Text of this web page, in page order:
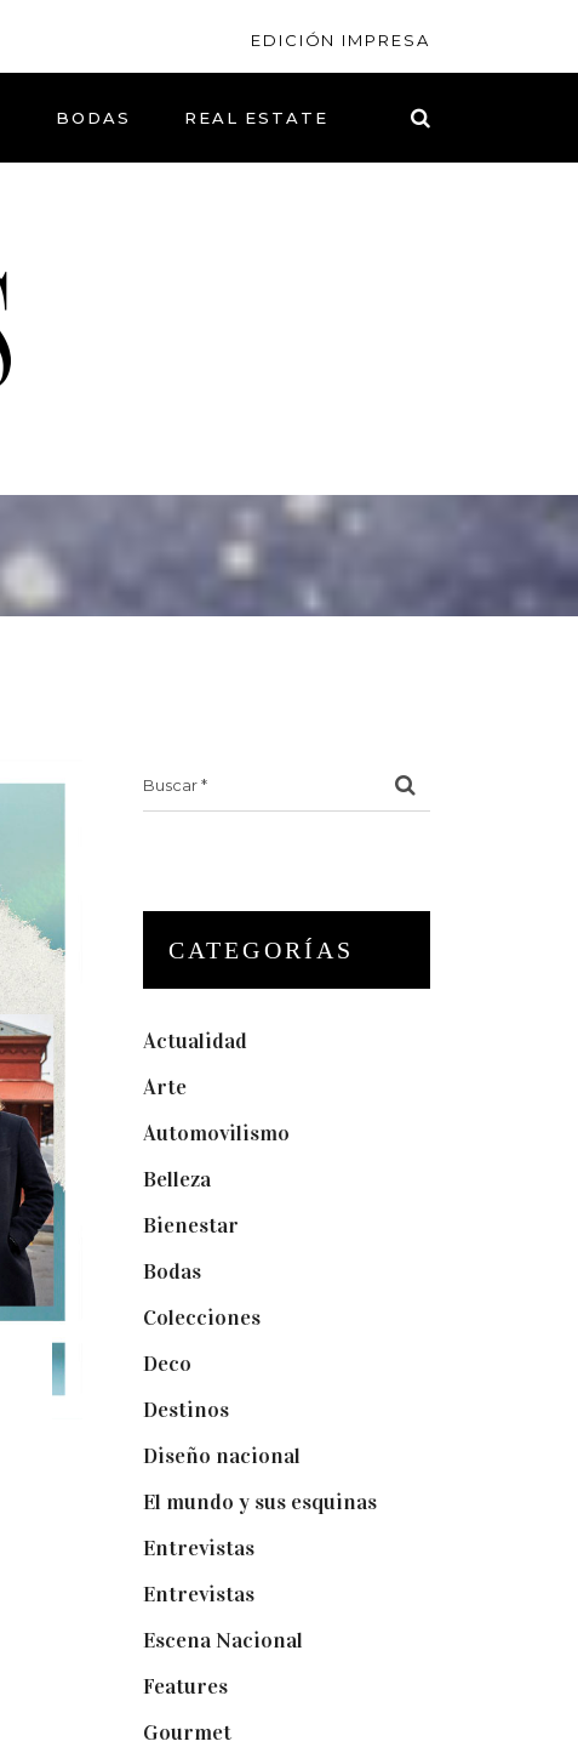
EDICIÓN IMPRESA
BODAS REAL ESTATE
CATEGORÍAS
Actualidad
Arte(74)
Automovilismo
Belleza(32)
Bienestar
Bodas(73)
Colecciones(22)
Deco
Destinos(6)
Diseño nacional
El mundo y sus esquinas(25)
Entrevistas(36)
Entrevistas(14)
Escena Nacional
Features(29)
Gourmet(102)